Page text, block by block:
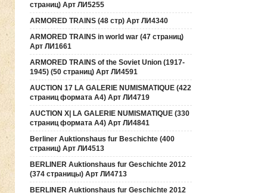
страниц) Арт ЛИ5255
ARMORED TRAINS (48 стр) Арт ЛИ4340
ARMORED TRAINS in world war (47 страниц)
Арт ЛИ1661
ARMORED TRAINS of the Soviet Union (1917-
1945) (50 страниц) Арт ЛИ4591
AUCTION 17 LA GALERIE NUMISMATIQUE (422
страниц формата А4) Арт ЛИ4719
AUCTION Х| LA GALERIE NUMISMATIQUE (330
страниц формата А4) Арт ЛИ4841
Berliner Auktionshaus fur Beschichte (400
страниц) Арт ЛИ4513
BERLINER Auktionshaus fur Geschichte 2012
(374 страницы) Арт ЛИ4713
BERLINER Auktionshaus fur Geschichte 2012